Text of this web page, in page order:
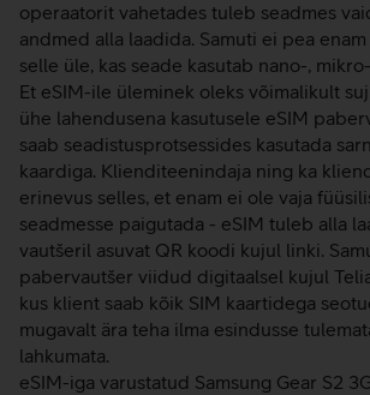
operaatorit vahetades tuleb seadmes
andmed alla laadida. Samuti ei pea
selle üle, kas seade kasutab nano-,
Et eSIM-ile üleminek oleks võimalikult
ühe lahendusena kasutusele eSIM
saab seadistusprotsessides kasutada
kaardiga. Klienditeenindaja ning ka
erinevus selles, et enam ei ole vaja
seadmesse paigutada - eSIM tuleb alla
vautšeril asuvat QR koodi kujul linki.
pabervautšer viidud digitaalsel kujul
kus klient saab kõik SIM kaartidega
mugavalt ära teha ilma esindusse
lahkumata.
eSIM-iga varustatud Samsung Gear S2